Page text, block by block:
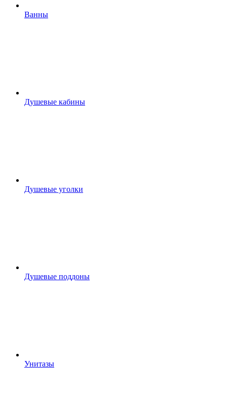
Ванны
Душевые кабины
Душевые уголки
Душевые поддоны
Унитазы